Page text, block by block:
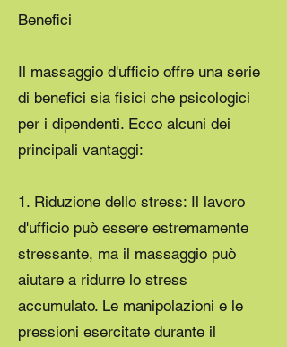
Benefici
Il massaggio d'ufficio offre una serie
di benefici sia fisici che psicologici
per i dipendenti. Ecco alcuni dei
principali vantaggi:
1. Riduzione dello stress: Il lavoro
d'ufficio può essere estremamente
stressante, ma il massaggio può
aiutare a ridurre lo stress
accumulato. Le manipolazioni e le
pressioni esercitate durante il